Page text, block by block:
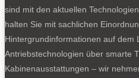
sind mit den aktuellen
halten Sie mit sachlichen
Hintergrundinformationen auf dem
Antriebstechnologien über smarte
Kabinenausstattungen – wir